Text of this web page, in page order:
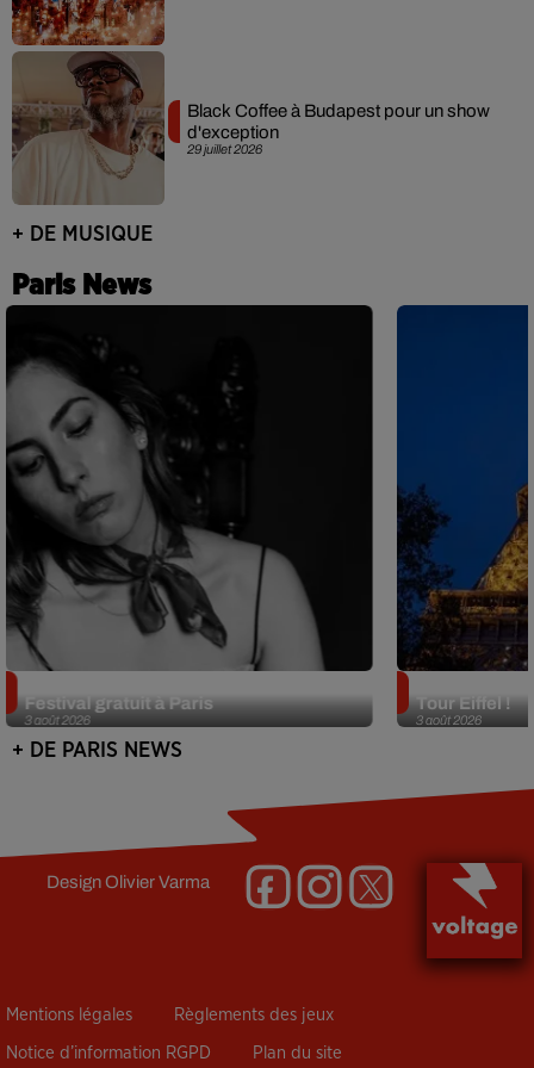
29 juillet 2026
Black Coffee à Budapest pour un show
d'exception
+ DE MUSIQUE
Paris News
3 août 2026
Festival gratuit à Paris
3 août 2026
Tour Eiffel !
+ DE PARIS NEWS
DesignOlivier Varma
Mentions légales Règlements des jeux
Notice d’information RGPD Plan du site